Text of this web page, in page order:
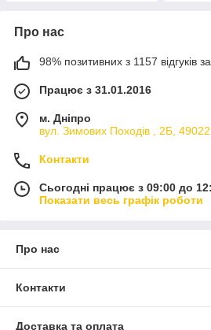
Про нас
98% позитивних з 1157 відгуків за
Працює з 31.01.2016
м. Дніпро
вул. Зимових Походiв , 2Б,
Контакти
Сьогодні працює з 09:00 до
Показати весь графік роботи
Про нас
Контакти
Доставка та оплата